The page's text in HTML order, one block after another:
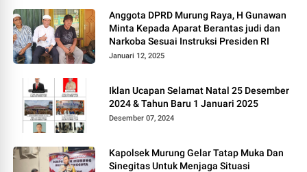
Anggota DPRD Murung Raya, H Gunawan
Minta Kepada Aparat Berantas judi dan
Narkoba Sesuai Instruksi Presiden RI
Januari 12, 2025
Iklan Ucapan Selamat Natal 25 Desember
2024 & Tahun Baru 1 Januari 2025
Desember 07, 2024
Kapolsek Murung Gelar Tatap Muka Dan
Sinegitas Untuk Menjaga Situasi